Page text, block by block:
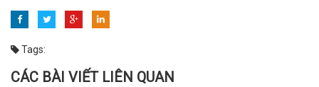
Tags:
CÁC BÀI VIẾT LIÊN QUAN